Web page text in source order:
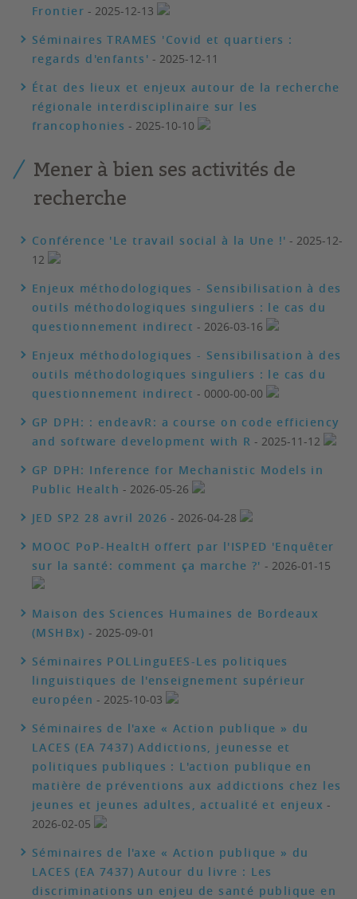
Frontier - 2025-12-13
Séminaires TRAMES 'Covid et quartiers :
regards d'enfants' - 2025-12-11
État des lieux et enjeux autour de la recherche
régionale interdisciplinaire sur les
francophonies - 2025-10-10
Mener à bien ses activités de
recherche
Conférence 'Le travail social à la Une !' - 2025-12-
12
Enjeux méthodologiques - Sensibilisation à des
outils méthodologiques singuliers : le cas du
questionnement indirect - 2026-03-16
Enjeux méthodologiques - Sensibilisation à des
outils méthodologiques singuliers : le cas du
questionnement indirect - 0000-00-00
GP DPH: : endeavR: a course on code efficiency
and software development with R - 2025-11-12
GP DPH: Inference for Mechanistic Models in
Public Health - 2026-05-26
JED SP2 28 avril 2026 - 2026-04-28
MOOC PoP-HealtH offert par l'ISPED 'Enquêter
sur la santé: comment ça marche ?' - 2026-01-15
Maison des Sciences Humaines de Bordeaux
(MSHBx) - 2025-09-01
Séminaires POLLinguEES-Les politiques
linguistiques de l'enseignement supérieur
européen - 2025-10-03
Séminaires de l'axe « Action publique » du
LACES (EA 7437) Addictions, jeunesse et
politiques publiques : L'action publique en
matière de préventions aux addictions chez les
jeunes et jeunes adultes, actualité et enjeux -
2026-02-05
Séminaires de l'axe « Action publique » du
LACES (EA 7437) Autour du livre : Les
discriminations un enjeu de santé publique en